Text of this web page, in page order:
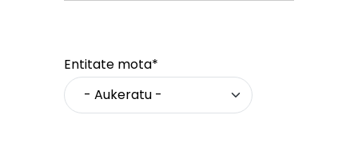
Entitate mota*